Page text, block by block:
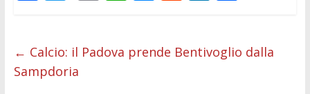
b
o
er l s e di e di
← Calcio: il Padova prende Bentivoglio dalla
Sampdoria